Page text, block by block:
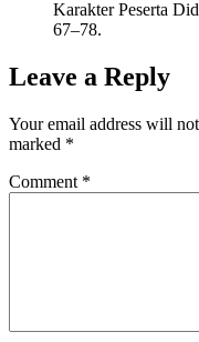
Karakter Peserta
67–78.
Leave a Reply
Your email address will
marked *
Comment *